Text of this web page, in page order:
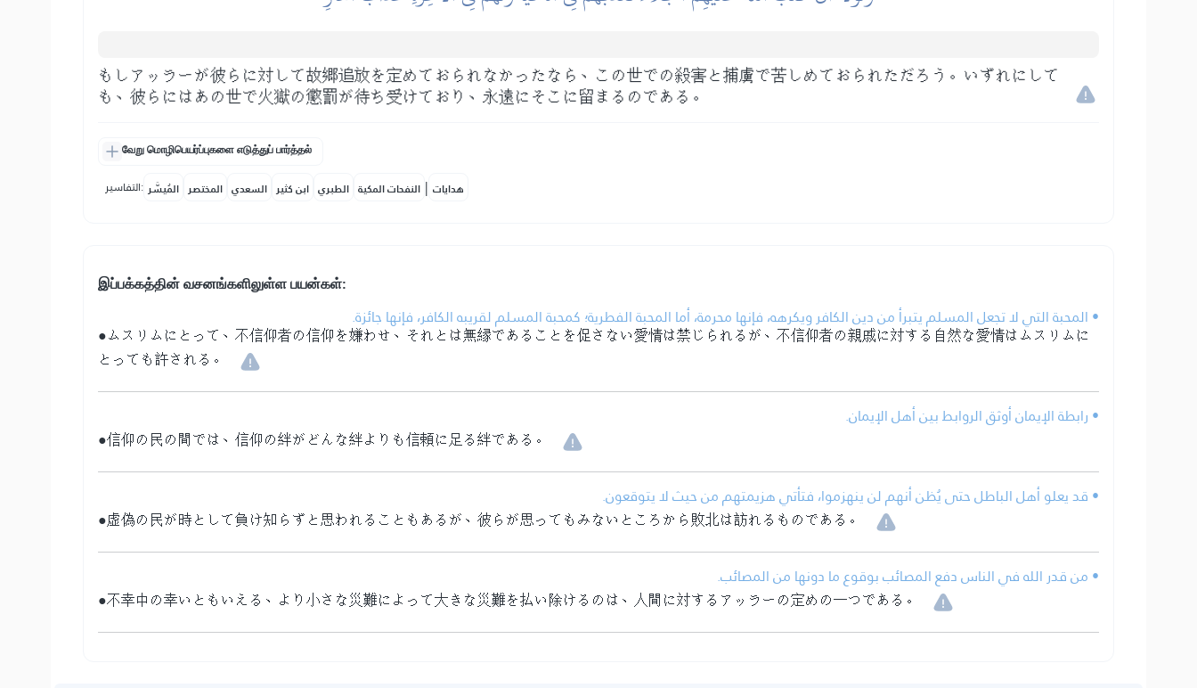
もしアッラーが彼らに対して故郷追放を定めておられなかったなら、この世での殺害と捕虜で苦しめておられただろう。いずれにして
も、彼らにはあの世で火獄の懲罰が待ち受けており、永遠にそこに留まるのである。
வேறு மொழிபெயர்ப்புகளை எடுத்துப் பார்த்தல்
التفاسير: المُيسَّر المختصر السعدي ابن كثير الطبري النفحات المكية | هدايات
இப்பக்கத்தின் வசனங்களிலுள்ள பயன்கள்:
• المحبة التي لا تجعل المسلم يتبرأ من دين الكافر ويكرهه، فإنها محرمة، أما المحبة الفطرية؛ كمحبة المسلم لقريبه الكافر، فإنها جائزة.
●ムスリムにとって、不信仰者の信仰を嫌わせ、それとは無縁であることを促さない愛情は禁じられるが、不信仰者の親戚に対する自然な愛情はムスリムに
とっても許される。
• رابطة الإيمان أوثق الروابط بين أهل الإيمان.
●信仰の民の間では、信仰の絆がどんな絆よりも信頼に足る絆である。
• قد يعلو أهل الباطل حتى يُظن أنهم لن ينهزموا، فتأتي هزيمتهم من حيث لا يتوقعون.
●虚偽の民が時として負け知らずと思われることもあるが、彼らが思ってもみないところから敗北は訪れるものである。
• من قدر الله في الناس دفع المصائب بوقوع ما دونها من المصائب.
●不幸中の幸いともいえる、より小さな災難によって大きな災難を払い除けるのは、人間に対するアッラーの定めの一つである。